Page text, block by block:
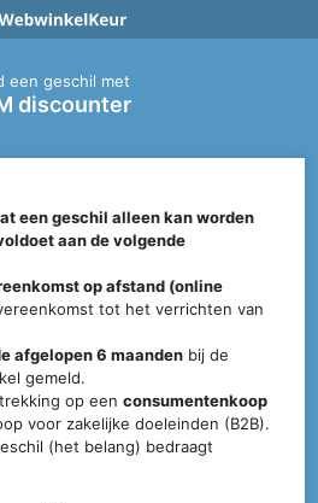
een geschil met
discounter
een geschil alleen kan worden
aan de volgende
op afstand (online
tot het verrichten van
afgelopen 6 maanden bij de
gemeld.
op eenconsumentenkoop
voor zakelijke doeleinden (B2B).
(het belang) bedraagt